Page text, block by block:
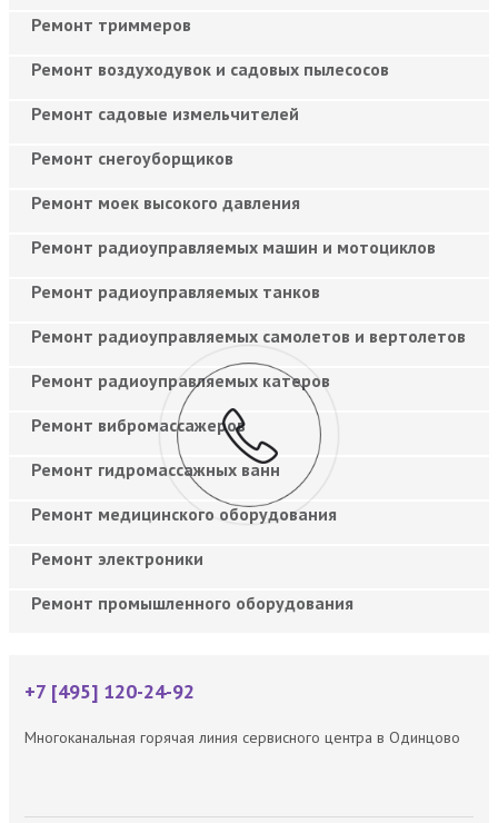
Ремонт триммеров
Ремонт воздуходувок и садовых пылесосов
Ремонт садовые измельчителей
Ремонт снегоуборщиков
Ремонт моек высокого давления
Ремонт радиоуправляемых машин и мотоциклов
Ремонт радиоуправляемых танков
Ремонт радиоуправляемых самолетов и вертолетов
Ремонт радиоуправляемых катеров
Ремонт вибромассажеров
Ремонт гидромассажных ванн
Ремонт медицинского оборудования
Ремонт электроники
Ремонт промышленного оборудования
+7 [495] 120-24-92
Многоканальная горячая линия сервисного центра в Одинцово